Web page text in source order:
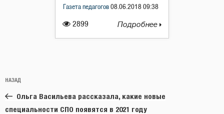
2899
Газета педагогов 08.06.2018 09:38
Подробнее
по
записям
Предыдущая
запись:
НАЗАД
Ольга Васильева рассказала, какие новые
специальности СПО появятся в 2021 году